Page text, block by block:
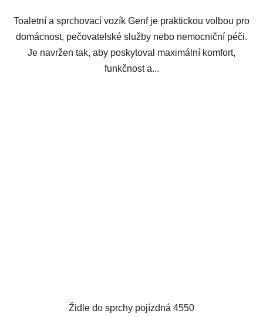
Toaletní a sprchovací vozík Genf je praktickou volbou pro
domácnost, pečovatelské služby nebo nemocniční péči.
Je navržen tak, aby poskytoval maximální komfort,
funkčnost a...
Židle do sprchy pojízdná 4550